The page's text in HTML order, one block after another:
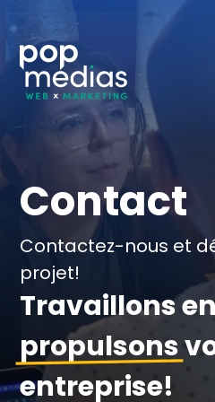
Ce site web utilise des cookies
Contact
Contactez-nous et
projet!
Travaillons
propulsons
entreprise!